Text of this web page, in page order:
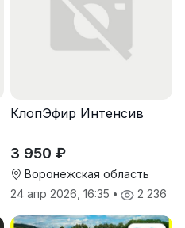
КлопЭфир Интенсив
3 950 ₽
Воронежская область
24 апр 2026, 16:35 • 2 236